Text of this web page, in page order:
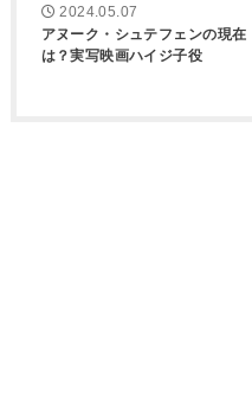
2024.05.07
アヌーク・シュテフェンの現在
は？実写映画ハイジ子役